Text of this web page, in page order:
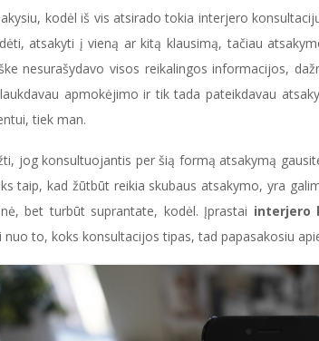
kodėl iš vis atsirado tokia interjero
atsakyti į vieną ar kitą klausimą, tačiau
nesurašydavo visos reikalingos informacijos,
apmokėjimo ir tik tada pateikdavau
tiek man.
jog konsultuojantis per šią formą atsakymą
taip, kad žūtbūt reikia skubaus atsakymo, yra
bet turbūt suprantate, kodėl. Įprastai interjero
nuo to, koks konsultacijos tipas, tad papasakosiu